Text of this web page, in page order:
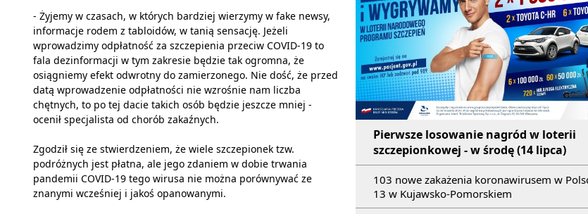
Pierwsze losowanie nagród w loterii
szczepionkowej - w środę (14 lipca)
103 nowe zakażenia koronawirusem w
13 w Kujawsko-Pomorskiem
- Żyjemy w czasach, w których bardziej wierzymy w fake newsy,
informacje rodem z tabloidów, w tanią sensację. Jeżeli
wprowadzimy odpłatność za szczepienia przeciw COVID-19 to
fala dezinformacji w tym zakresie będzie tak ogromna, że
osiągniemy efekt odwrotny do zamierzonego. Nie dość, że przed
datą wprowadzenie odpłatności nie wzrośnie nam liczba
chętnych, to po tej dacie takich osób będzie jeszcze mniej -
ocenił specjalista od chorób zakaźnych.
Zgodził się ze stwierdzeniem, że wiele szczepionek tzw.
podróżnych jest płatna, ale jego zdaniem w dobie trwania
pandemii COVID-19 tego wirusa nie można porównywać ze
znanymi wcześniej i jakoś opanowanymi.